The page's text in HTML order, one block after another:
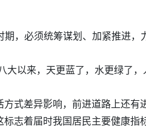
，必须统筹谋划、加紧推进，
以来，天更蓝了，水更绿了，
式差异影响，前进道路上还有
志着届时我国居民主要健康指